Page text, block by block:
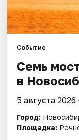
Событие
Семь
в
5 августа 2026
Город:
Площадка: